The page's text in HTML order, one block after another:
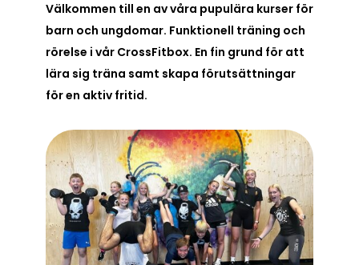
Välkommen till en av våra pupulära kurser för
barn och ungdomar. Funktionell träning och
rörelse i vår CrossFitbox. En fin grund för att
lära sig träna samt skapa förutsättningar
för en aktiv fritid.